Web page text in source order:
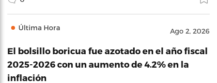
Última Hora Ago 2, 2026
El bolsillo boricua fue azotado en el año fiscal
2025-2026 con un aumento de 4.2% en la
inflación